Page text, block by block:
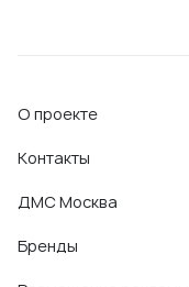
О проекте
Контакты
ДМС Москва
Бренды